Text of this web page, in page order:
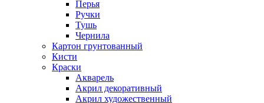
Перья
Ручки
Тушь
Чернила
Картон грунтованный
Кисти
Краски
Акварель
Акрил декоративный
Акрил художественный